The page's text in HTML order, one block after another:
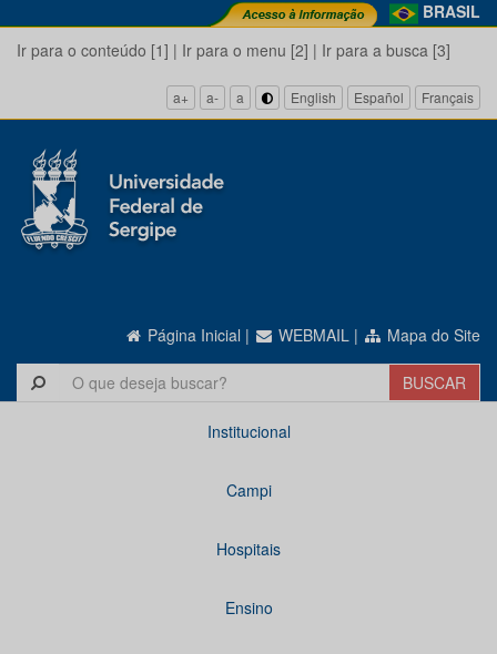
BRASIL
Ir para o conteúdo [1] | Ir para o menu [2] | Ir para a busca [3]
a+ a- a English Español Français
Página Inicial | WEBMAIL | Mapa do Site
Institucional
Campi
Hospitais
Ensino